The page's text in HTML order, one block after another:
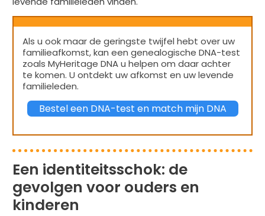
Als u ook maar de geringste twijfel hebt over uw
familieafkomst, kan een genealogische DNA-test
zoals MyHeritage DNA u helpen om daar achter
te komen. U ontdekt uw afkomst en uw levende
familieleden.
Bestel een DNA-test en match mijn DNA
Een identiteitsschok: de
gevolgen voor ouders en
kinderen